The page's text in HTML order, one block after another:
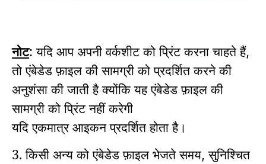
नोट: यदि आप अपनी वर्कशीट को प्रिंट करना चाहते हैं,
तो एंबेडेड फ़ाइल की सामग्री को प्रदर्शित करने की
अनुशंसा की जाती है क्योंकि यह एंबेडेड फ़ाइल की
सामग्री को प्रिंट नहीं करेगी
यदि एकमात्र आइकन प्रदर्शित होता है।
3. किसी अन्य को एंबेडेड फ़ाइल भेजते समय,सुनिश्चित